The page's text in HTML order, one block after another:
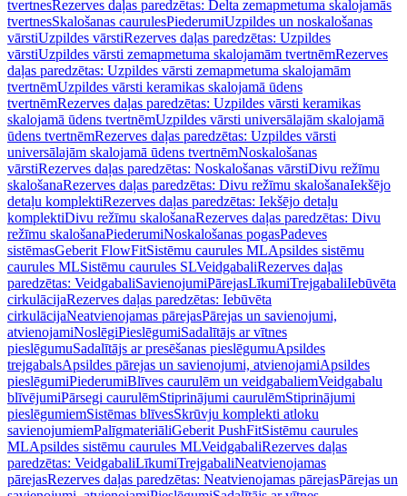
tvertnesRezerves daļas paredzētas: Delta zemapmetuma skalojamās
tvertnesSkalošanas caurulesPiederumiUzpildes un noskalošanas
vārstiUzpildes vārstiRezerves daļas paredzētas: Uzpildes
vārstiUzpildes vārsti zemapmetuma skalojamām tvertnēmRezerves
daļas paredzētas: Uzpildes vārsti zemapmetuma skalojamām
tvertnēmUzpildes vārsti keramikas skalojamā ūdens
tvertnēmRezerves daļas paredzētas: Uzpildes vārsti keramikas
skalojamā ūdens tvertnēmUzpildes vārsti universālajām skalojamā
ūdens tvertnēmRezerves daļas paredzētas: Uzpildes vārsti
universālajām skalojamā ūdens tvertnēmNoskalošanas
vārstiRezerves daļas paredzētas: Noskalošanas vārstiDivu režīmu
skalošanaRezerves daļas paredzētas: Divu režīmu skalošanaIekšējo
detaļu komplektiRezerves daļas paredzētas: Iekšējo detaļu
komplektiDivu režīmu skalošanaRezerves daļas paredzētas: Divu
režīmu skalošanaPiederumiNoskalošanas pogasPadeves
sistēmasGeberit FlowFitSistēmu caurules MLApsildes sistēmu
caurules MLSistēmu caurules SLVeidgabaliRezerves daļas
paredzētas: VeidgabaliSavienojumiPārejasLīkumiTrejgabaliIebūvēta
cirkulācijaRezerves daļas paredzētas: Iebūvēta
cirkulācijaNeatvienojamas pārejasPārejas un savienojumi,
atvienojamiNoslēgiPieslēgumiSadalītājs ar vītnes
pieslēgumuSadalītājs ar presēšanas pieslēgumuApsildes
trejgabalsApsildes pārejas un savienojumi, atvienojamiApsildes
pieslēgumiPiederumiBlīves caurulēm un veidgabaliemVeidgabalu
blīvējumiPārsegi caurulēmStiprinājumi caurulēmStiprinājumi
pieslēgumiemSistēmas blīvesSkrūvju komplekti atloku
savienojumiemPalīgmateriāliGeberit PushFitSistēmu caurules
MLApsildes sistēmu caurules MLVeidgabaliRezerves daļas
paredzētas: VeidgabaliLīkumiTrejgabaliNeatvienojamas
pārejasRezerves daļas paredzētas: Neatvienojamas pārejasPārejas un